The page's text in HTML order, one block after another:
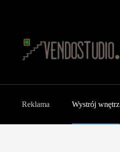
Reklama Wystrój wnętrz